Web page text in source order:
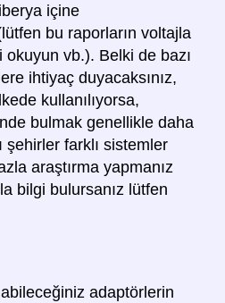
içine
bu raporların voltajla
vb.). Belki de bazı
ihtiyaç duyacaksınız,
kullanılıyorsa,
bulmak genellikle daha
şehirler farklı sistemler
araştırma yapmanız
bilgi bulursanız lütfen
adaptörlerin